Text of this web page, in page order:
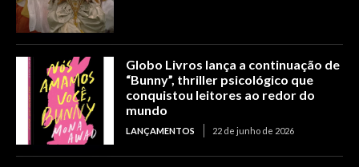
Globo Livros lança a continuação de
“Bunny”, thriller psicológico que
conquistou leitores ao redor do
mundo
LANÇAMENTOS 22 de junho de 2026